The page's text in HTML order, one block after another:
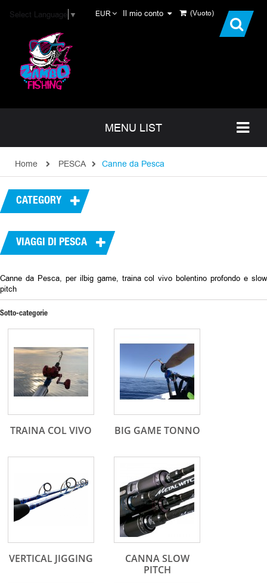
(Vuoto)
Il mio conto
EUR
Select Language ▼
MENU LIST
Home PESCA Canne da Pesca
CATEGORY
VIAGGI DI PESCA
Canne da Pesca, per ilbig game, traina col vivo bolentino profondo e slow
pitch
Sotto-categorie
TRAINA COL VIVO BIG GAME TONNO
VERTICAL JIGGING
CANNA SLOW
PITCH